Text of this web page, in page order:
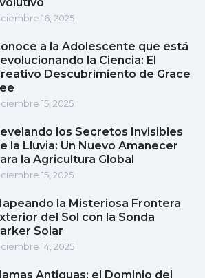
16, 2025
a la Adolescente que está
la Ciencia: El
Descubrimiento de Grace
15, 2025
los Secretos Invisibles
la Lluvia: Un Nuevo Amanecer
la Agricultura Global
15, 2025
la Misteriosa Frontera
del Sol con la Sonda
Solar
14, 2025
Antiguas: el Dominio del